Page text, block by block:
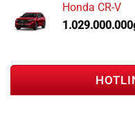
Honda CR-V
1.029.000.000